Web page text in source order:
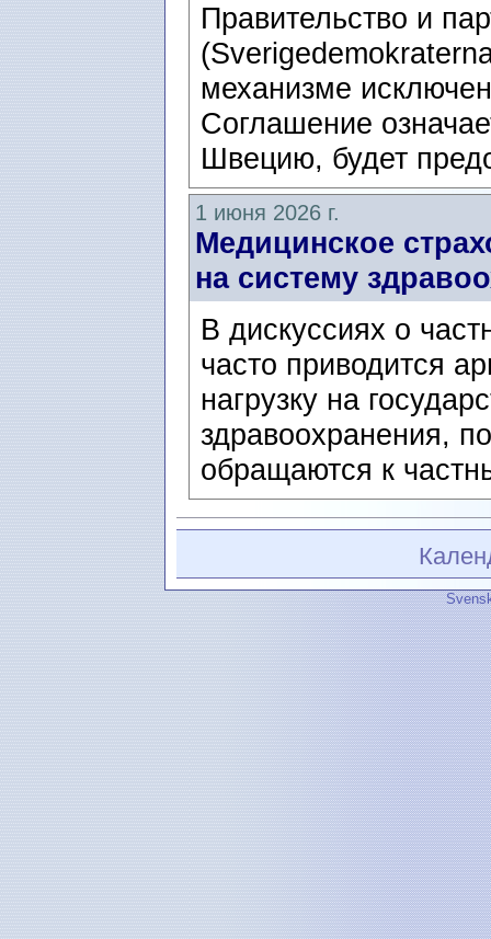
Правительство и
механизме
Соглашение
Швецию, будет
1 июня 2026 г.
Медицинское
на систему
В дискуссиях о
часто приводится
нагрузку на
здравоохранения,
обращаются к